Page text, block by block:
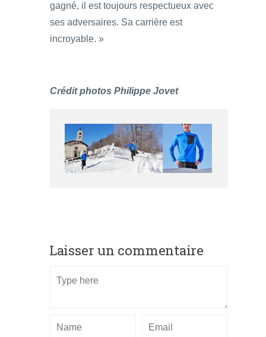
gagné, il est toujours respectueux avec
ses adversaires. Sa carrière est
incroyable. »
Crédit photos Philippe Jovet
Laisser un commentaire